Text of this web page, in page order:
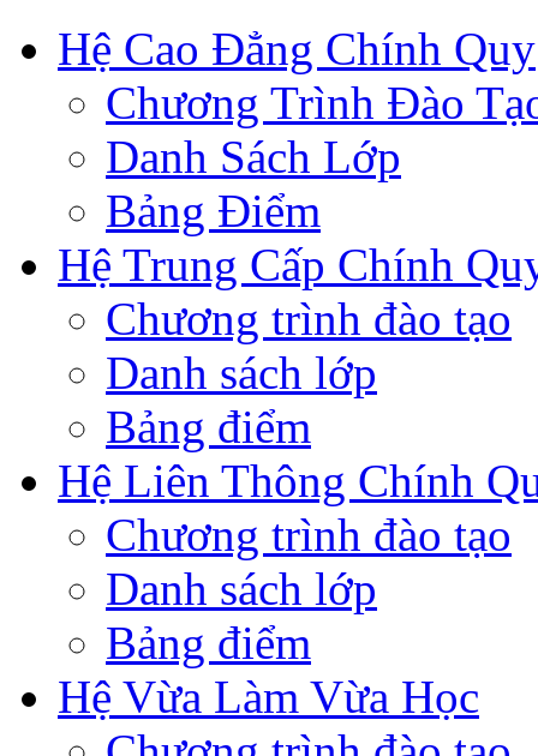
Hệ Cao Đẳng Chính Quy
Chương Trình Đào
Danh Sách Lớp
Bảng Điểm
Hệ Trung Cấp Chính
Chương trình đào tạo
Danh sách lớp
Bảng điểm
Hệ Liên Thông Chính
Chương trình đào tạo
Danh sách lớp
Bảng điểm
Hệ Vừa Làm Vừa Học